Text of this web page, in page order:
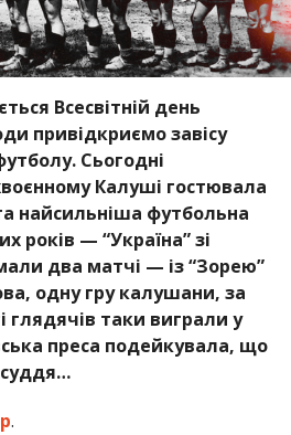
Всесвітній день
привідкриємо завісу
Сьогодні
Калуші гостювала
найсильніша футбольна
років — “Україна” зі
два матчі — із “Зорею”
одну гру калушани, за
глядячів таки виграли у
преса подейкувала, що
.